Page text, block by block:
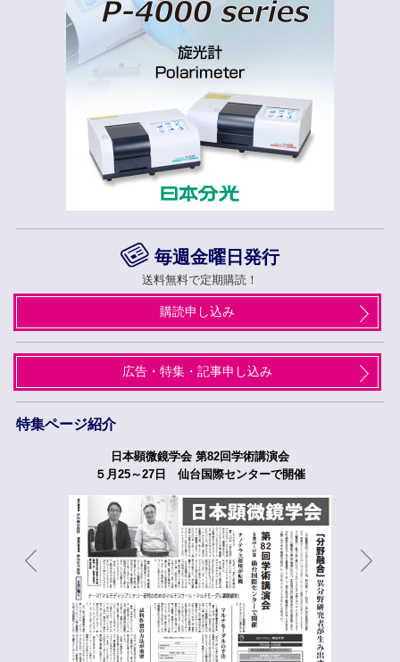
毎週金曜日発行
送料無料で定期購読！
購読申し込み
広告・特集・記事申し込み
特集ページ紹介
日本顕微鏡学会 第82回学術講演会
５月25～27日 仙台国際センターで開催